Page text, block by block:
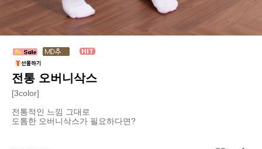
전통 오버니삭스
[3color]
전통적인 느낌 그대로
도톰한 오버니삭스가 필요하다면?